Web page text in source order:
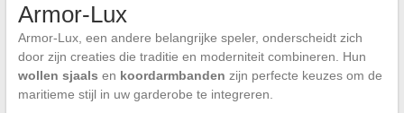
Armor-Lux
Armor-Lux, een andere belangrijke speler, onderscheidt zich
door zijn creaties die traditie en moderniteit combineren. Hun
wollen sjaals en koordarmbanden zijn perfecte keuzes om de
maritieme stijl in uw garderobe te integreren.